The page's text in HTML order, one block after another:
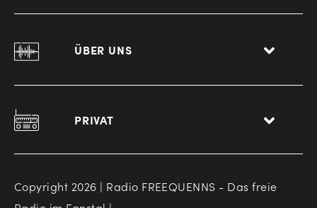
ÜBER UNS
PRIVAT
Copyright 2026 | Radio FREEQUENNS - Das freie